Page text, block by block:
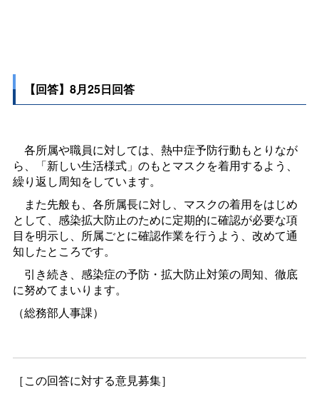
【回答】8月25日回答
各所属や職員に対しては、熱中症予防行動もとりなが
ら、「新しい生活様式」のもとマスクを着用するよう、
繰り返し周知をしています。
また先般も、各所属長に対し、マスクの着用をはじめ
として、感染拡大防止のために定期的に確認が必要な項
目を明示し、所属ごとに確認作業を行うよう、改めて通
知したところです。
引き続き、感染症の予防・拡大防止対策の周知、徹底
に努めてまいります。
（総務部人事課）
［この回答に対する意見募集］